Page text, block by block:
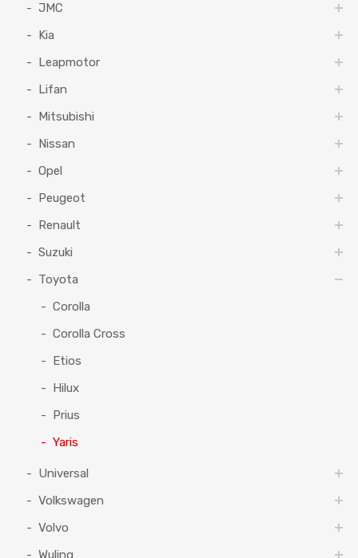
JMC
Kia
Leapmotor
Lifan
Mitsubishi
Nissan
Opel
Peugeot
Renault
Suzuki
Toyota
Corolla
Corolla Cross
Etios
Hilux
Prius
Yaris
Universal
Volkswagen
Volvo
Wuling